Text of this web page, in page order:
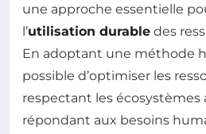
une approche essentielle
l’utilisation durable des
En adoptant une méthode
possible d’optimiser les
respectant les
répondant aux besoins